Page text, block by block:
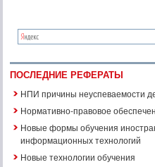
ПОСЛЕДНИЕ РЕФЕРАТЫ
НПИ причины неуспеваемости
Нормативно-правовое
Новые формы обучения
информационных технологий
Новые технологии обучения